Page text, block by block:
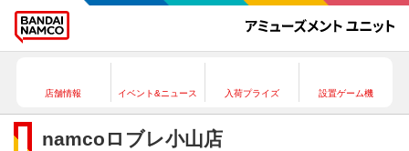
店舗情報 イベント&ニュース 入荷プライズ 設置ゲーム機
namcoロブレ小山店